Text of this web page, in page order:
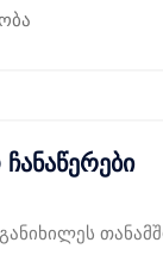
განიხილეს